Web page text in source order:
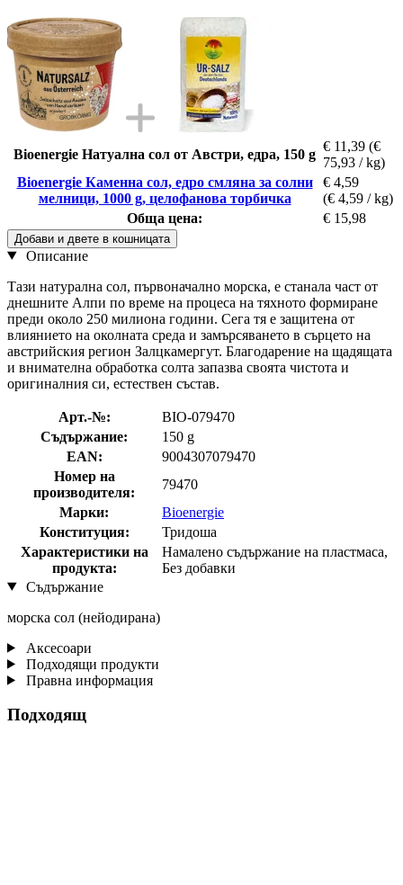
Bioenergie Натуална сол от Австри, едра, 150 g
€ 11,39 (€
75,93 / kg)
Bioenergie Каменна сол, едро смляна за солни
мелници, 1000 g, целофанова торбичка
€ 4,59
(€ 4,59 / kg)
Обща цена:
€ 15,98
Добави и двете в кошницата
Описание
Тази натурална сол, първоначално морска, е станала част от
днешните Алпи по време на процеса на тяхното формиране
преди около 250 милиона години. Сега тя е защитена от
влиянието на околната среда и замърсяването в сърцето на
австрийския регион Залцкамергут. Благодарение на щадящата
и внимателна обработка солта запазва своята чистота и
оригиналния си, естествен състав.
Арт.-№:
BIO-079470
Съдържание:
150 g
EAN:
9004307079470
Номер на
производителя:
79470
Марки:
Bioenergie
Конституция:
Тридоша
Характеристики на
продукта:
Намалено съдържание на пластмаса,
Без добавки
Съдържание
морска сол (нейодирана)
Аксесоари
Подходящи продукти
Правна информация
Подходящ